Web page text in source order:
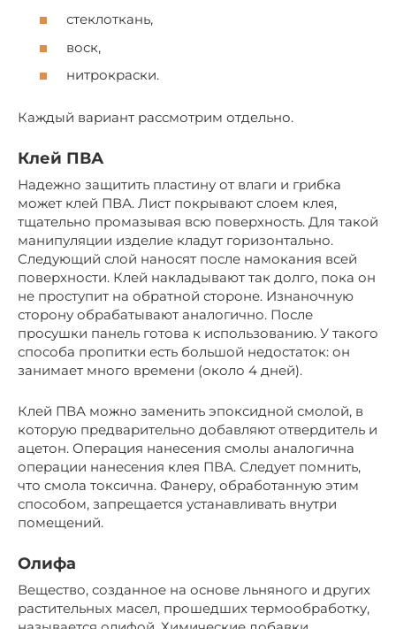
стеклоткань,
воск,
нитрокраски.
Каждый вариант рассмотрим отдельно.
Клей ПВА
Надежно защитить пластину от влаги и грибка
может клей ПВА. Лист покрывают слоем клея,
тщательно промазывая всю поверхность. Для такой
манипуляции изделие кладут горизонтально.
Следующий слой наносят после намокания всей
поверхности. Клей накладывают так долго, пока он
не проступит на обратной стороне. Изнаночную
сторону обрабатывают аналогично. После
просушки панель готова к использованию. У такого
способа пропитки есть большой недостаток: он
занимает много времени (около 4 дней).
Клей ПВА можно заменить эпоксидной смолой, в
которую предварительно добавляют отвердитель и
ацетон. Операция нанесения смолы аналогична
операции нанесения клея ПВА. Следует помнить,
что смола токсична. Фанеру, обработанную этим
способом, запрещается устанавливать внутри
помещений.
Олифа
Вещество, созданное на основе льняного и других
растительных масел, прошедших термообработку,